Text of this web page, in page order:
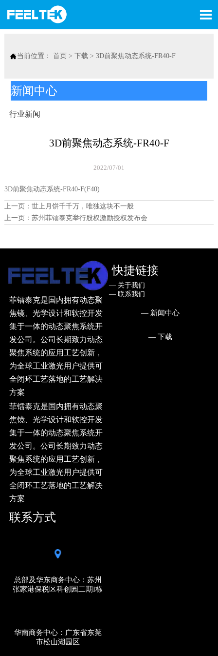

 当前位置： 首页 > 下载> 3D前聚焦动态系统-FR40-F
新闻中心
行业新闻
3D前聚焦动态系统-FR40-F
2022/07/01
3D前聚焦动态系统-FR40-F(F40)
上一页： 世上月饼千千万，唯独这块不一般
上一页： 苏州菲镭泰克举行股权激励授权发布会
菲镭泰克是国内拥有动态聚
焦镜、光学设计和软控开发
集于一体的动态聚焦系统开
发公司。公司长期致力动态
聚焦系统的应用工艺创新，
为全球工业激光用户提供可
全闭环工艺落地的工艺解决
方案
菲镭泰克是国内拥有动态聚
焦镜、光学设计和软控开发
集于一体的动态聚焦系统开
发公司。公司长期致力动态
聚焦系统的应用工艺创新，
为全球工业激光用户提供可
全闭环工艺落地的工艺解决
方案
快捷链接
— ㅤ关于我们
— ㅤ联系我们
— ㅤ新闻中心
— ㅤ下载
联系方式
总部及华东商务中心：苏州
张家港保税区科创园二期I栋
华南商务中心：广东省东莞
市松山湖园区